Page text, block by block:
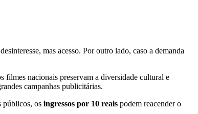
mas acesso. Por outro lado, caso a demanda
filmes nacionais preservam a diversidade cultural e
campanhas publicitárias.
públicos, os ingressos por 10 reais podem reacender o